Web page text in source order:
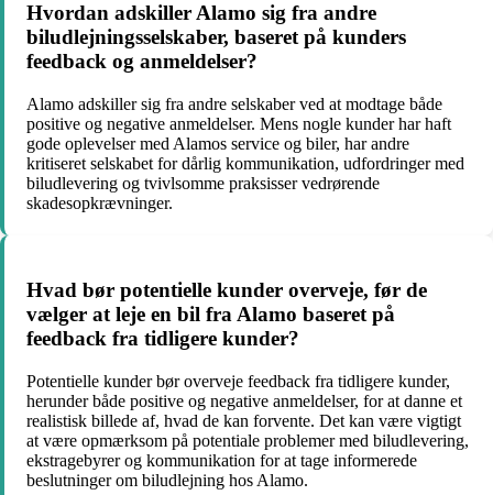
Hvordan adskiller Alamo sig fra andre
biludlejningsselskaber, baseret på kunders
feedback og anmeldelser?
Alamo adskiller sig fra andre selskaber ved at modtage både
positive og negative anmeldelser. Mens nogle kunder har haft
gode oplevelser med Alamos service og biler, har andre
kritiseret selskabet for dårlig kommunikation, udfordringer med
biludlevering og tvivlsomme praksisser vedrørende
skadesopkrævninger.
Hvad bør potentielle kunder overveje, før de
vælger at leje en bil fra Alamo baseret på
feedback fra tidligere kunder?
Potentielle kunder bør overveje feedback fra tidligere kunder,
herunder både positive og negative anmeldelser, for at danne et
realistisk billede af, hvad de kan forvente. Det kan være vigtigt
at være opmærksom på potentiale problemer med biludlevering,
ekstragebyrer og kommunikation for at tage informerede
beslutninger om biludlejning hos Alamo.